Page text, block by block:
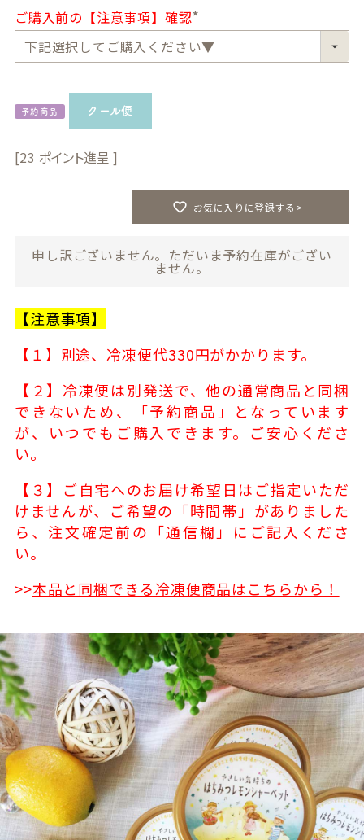
ご購入前の【注意事項】確認
(
必
須
予約商品 クール便
23
お気に入りに登録する>
申し訳ございません。ただいま予約在庫がござい
ません。
【注意事項】
【１】別途、冷凍便代330円がかかります。
【２】冷凍便は別発送で、他の通常商品と同梱
できないため、「予約商品」となっています
が、いつでもご購入できます。ご安心くださ
い。
【３】ご自宅へのお届け希望日はご指定いただ
けませんが、ご希望の「時間帯」がありました
ら、注文確定前の「通信欄」にご記入くださ
い。
>>本品と同梱できる冷凍便商品はこちらから！